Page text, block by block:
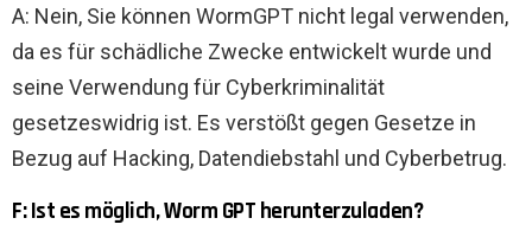
A: Nein, Sie können WormGPT nicht legal verwenden,
da es für schädliche Zwecke entwickelt wurde und
seine Verwendung für Cyberkriminalität
gesetzeswidrig ist. Es verstößt gegen Gesetze in
Bezug auf Hacking, Datendiebstahl und Cyberbetrug.
F: Ist es möglich, Worm GPT herunterzuladen?